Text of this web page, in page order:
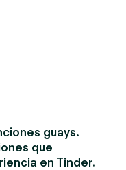
guays.
que
en Tinder.